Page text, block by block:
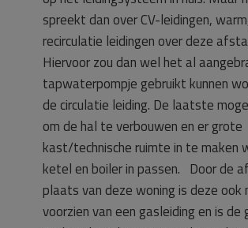
spreekt dan over CV-leidingen,
recirculatie leidingen over deze
Hiervoor zou dan wel het al
tapwaterpompje gebruikt kunnen
de circulatie leiding. De laatste
om de hal te verbouwen en er grote
kast/technische ruimte in te maken
ketel en boiler in passen. Door de
plaats van deze woning is deze ook
voorzien van een gasleiding en is de